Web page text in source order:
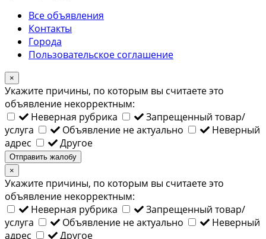
Все объявления
Контакты
Города
Пользовательское соглашение
×
Укажите причины, по которым вы считаете это
объявление некорректным:
Неверная рубрика
Запрещенный товар/
услуга
Объявление не актуально
Неверный
адрес
Другое
Отправить жалобу
×
Укажите причины, по которым вы считаете это
объявление некорректным:
Неверная рубрика
Запрещенный товар/
услуга
Объявление не актуально
Неверный
адрес
Другое